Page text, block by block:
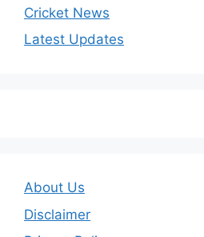
Cricket News
Latest Updates
About Us
Disclaimer